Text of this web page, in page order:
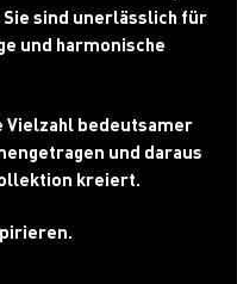
sind unerlässlich für
und harmonische
Vielzahl bedeutsamer
und daraus
kreiert.